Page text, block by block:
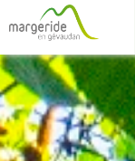
Cookies management panel